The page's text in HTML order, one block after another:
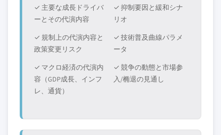
✓ 主要な成長ドライバ
ーとその代演内容
✓ 抑制要因と緩和シナ
リオ
✓ 規制上の代演内容と
政策変更リスク
✓ 技術普及曲線パラメ
ータ
✓ マクロ経済の代演内
容（GDP成長、インフ
レ、通貨）
✓ 競争の動態と市場参
入/椭退の見通し